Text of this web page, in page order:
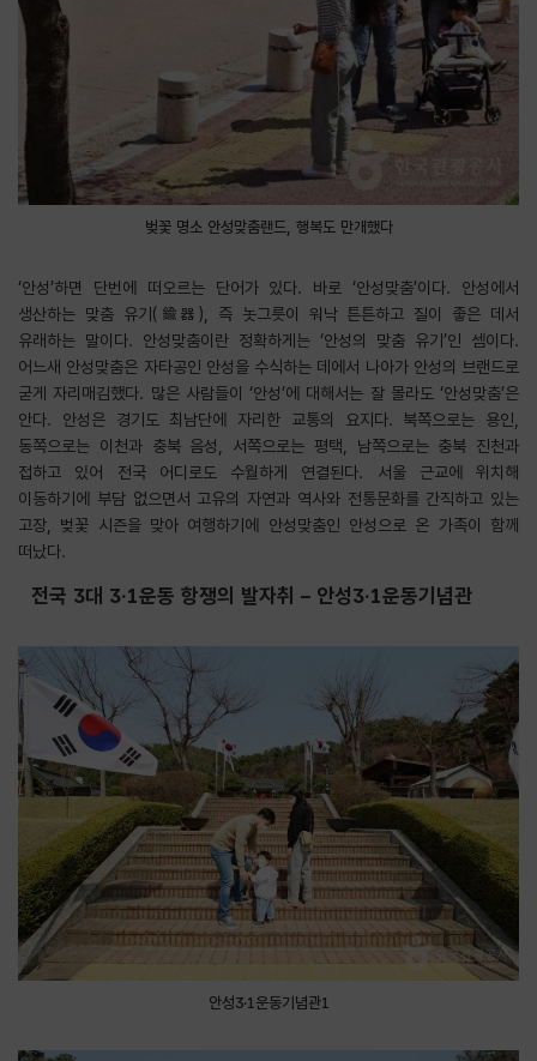
벚꽃 명소 안성맞춤랜드, 행복도 만개했다
‘안성’하면 단번에 떠오르는 단어가 있다. 바로 ‘안성맞춤’이다. 안성에서
생산하는 맞춤 유기(鍮器), 즉 놋그릇이 워낙 튼튼하고 질이 좋은 데서
유래하는 말이다. 안성맞춤이란 정확하게는 ‘안성의 맞춤 유기’인 셈이다.
어느새 안성맞춤은 자타공인 안성을 수식하는 데에서 나아가 안성의 브랜드로
굳게 자리매김했다. 많은 사람들이 ‘안성’에 대해서는 잘 몰라도 ‘안성맞춤’은
안다. 안성은 경기도 최남단에 자리한 교통의 요지다. 북쪽으로는 용인,
동쪽으로는 이천과 충북 음성, 서쪽으로는 평택, 남쪽으로는 충북 진천과
접하고 있어 전국 어디로도 수월하게 연결된다. 서울 근교에 위치해
이동하기에 부담 없으면서 고유의 자연과 역사와 전통문화를 간직하고 있는
고장, 벚꽃 시즌을 맞아 여행하기에 안성맞춤인 안성으로 온 가족이 함께
떠났다.
전국 3대 3·1운동 항쟁의 발자취 – 안성3·1운동기념관
안성3·1운동기념관1